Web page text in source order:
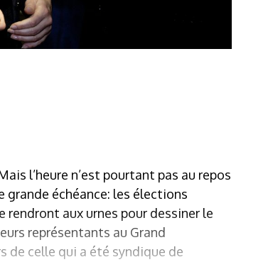
l’heure n’est pourtant pas au repos
échéance: les élections
rendront aux urnes pour dessiner le
représentants au Grand
de celle qui a été syndique de